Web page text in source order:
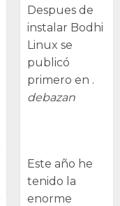
Despues de
instalar Bodhi
Linux se
publicó
primero en .
debazan
Este año he
tenido la
enorme